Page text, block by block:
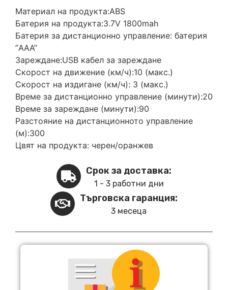
Материал на продукта:ABS
Батерия на продукта:3.7V 1800mah
Батерия за дистанционно управление: батерия
”AAA”
Зареждане:USB кабел за зареждане
Скорост на движение (км/ч):10 (макс.)
Скорост на издигане (км/ч): 3 (макс.)
Време за дистанционно управление (минути):20
Време за зареждане (минути):90
Разстояние на дистанционното управление
(м):300
Цвят на продукта: черен/оранжев
Срок за доставка:
1 - 3 работни дни
Търговска гаранция:
3 месеца